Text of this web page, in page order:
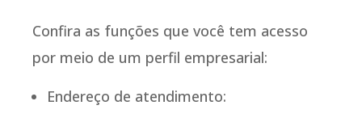
Confira as funções que você tem acesso
por meio de um perfil empresarial:
Endereço de atendimento: